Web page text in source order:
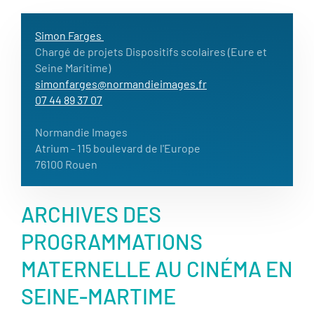
Simon Farges
Chargé de projets Dispositifs scolaires (Eure et
Seine Maritime)
simonfarges@normandieimages.fr
07 44 89 37 07
Normandie Images
Atrium - 115 boulevard de l'Europe
76100 Rouen
ARCHIVES DES
PROGRAMMATIONS
MATERNELLE AU CINÉMA EN
SEINE-MARTIME